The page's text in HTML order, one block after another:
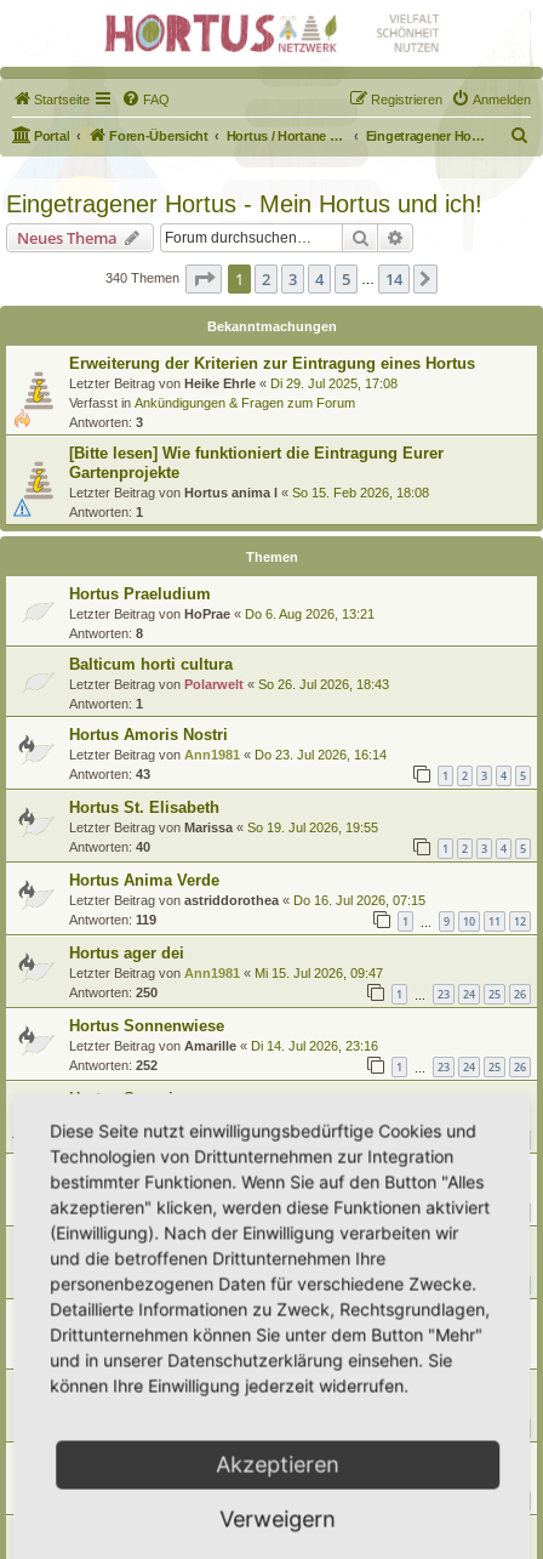
Startseite FAQ Anmelden
Registrieren
Portal Foren-Übersicht Hortus / Hortane Habitate / Garten auf dem Weg Eingetragener Hortus - Mein Hortus und ich!
u
Eingetragener Hortus - Mein Hortus und ich!
Neues Thema Suche
340 Themen Seite 1von 14
1 2 3 4 5 14
Bekanntmachungen
Erweiterung der Kriterien zur Eintragung eines Hortus
Letzter Beitrag von Heike Ehrle « Di 29. Jul 2025, 17:08
Verfasst in Ankündigungen & Fragen zum Forum
Antworten: 3
[Bitte lesen] Wie funktioniert die Eintragung Eurer
Gartenprojekte
Letzter Beitrag von Hortus anima l « So 15. Feb 2026, 18:08
Antworten: 1
Themen
Hortus Praeludium
Letzter Beitrag von HoPrae « Do 6. Aug 2026, 13:21
Antworten: 8
Balticum horti cultura
Letzter Beitrag von Polarwelt « So 26. Jul 2026, 18:43
Antworten: 1
Hortus Amoris Nostri
Letzter Beitrag von Ann1981 « Do 23. Jul 2026, 16:14
Antworten: 43 1 2 3 4 5
Hortus St. Elisabeth
Letzter Beitrag von Marissa « So 19. Jul 2026, 19:55
Antworten: 40 1 2 3 4 5
Hortus Anima Verde
Letzter Beitrag von astriddorothea « Do 16. Jul 2026, 07:15
Antworten: 119 1 9 10 11 12
Hortus ager dei
Letzter Beitrag von Ann1981 « Mi 15. Jul 2026, 09:47
Antworten: 250 1 23 24 25 26
Hortus Sonnenwiese
Letzter Beitrag von Amarille « Di 14. Jul 2026, 23:16
Antworten: 252 1 23 24 25 26
Hortus Somnium
Antworten:277 1 … 25 26
Hortus Grevenstein
Letzter Beitrag vonAnn1981 «Di 14. Jul 2026, 15:25
Antworten:417 1 … 39 40 41
Hortus roboris animi et pax
Letzter Beitrag vonSimbienchen«Do 9. Jul 2026, 16:34
Antworten:154 1 … 13 14
Hortus Siderum
Letzter Beitrag vonSaarikko« Mi 8. Jul 2026, 13:13
Antworten:2
Hortus Balea biplicata
Sa 27. Jun 2026, 20:41
Diese Seite nutzt einwilligungsbedürftige Cookies und
Technologien von Drittunternehmen zur Integration
bestimmter Funktionen. Wenn Sie auf den Button "Alles
akzeptieren" klicken, werden diese Funktionen aktiviert
(Einwilligung). Nach der Einwilligung verarbeiten wir
und die betroffenen Drittunternehmen Ihre
personenbezogenen Daten für verschiedene Zwecke.
Detaillierte Informationen zu Zweck, Rechtsgrundlagen,
Drittunternehmen können Sie unter dem Button "Mehr"
und in unserer Datenschutzerklärung einsehen. Sie
können Ihre Einwilligung jederzeit widerrufen.
Akzeptieren
Verweigern